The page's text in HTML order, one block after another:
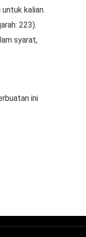
kalian.
223).
syarat,
ini